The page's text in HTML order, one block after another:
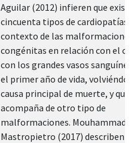
Aguilar (2012) infieren que
cincuenta tipos de cardiopatías
contexto de las malformaciones
congénitas en relación con el
con los grandes vasos
el primer año de vida,
causa principal de muerte, y que
acompaña de otro tipo de
malformaciones. Mouhammad &
Mastropietro (2017) describen